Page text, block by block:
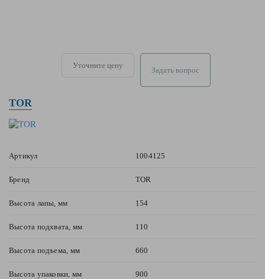
Уточните цену
Задать вопрос
TOR
Артикул 1004125
Бренд TOR
Высота лапы, мм 154
Высота подхвата, мм 110
Высота подъема, мм 660
Высота упаковки, мм 900